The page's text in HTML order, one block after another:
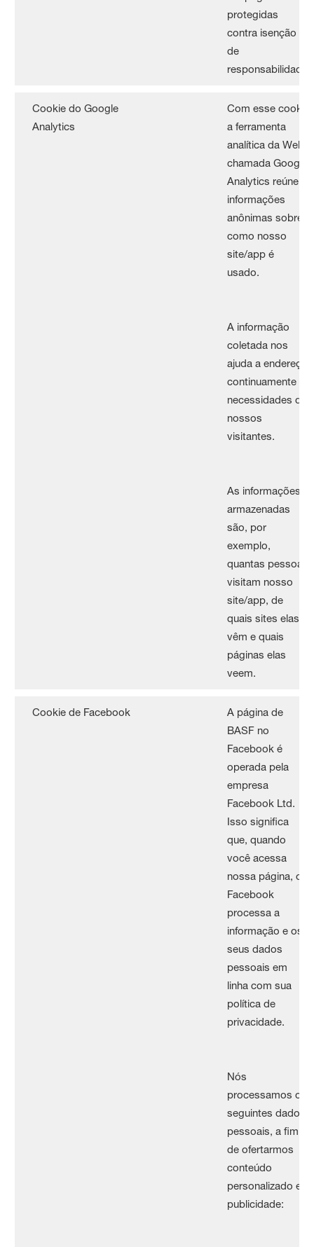
protegidas
contra isenção
de
responsabilidade.
Cookie do Google
Analytics
Com esse cookie
a ferramenta
analítica da Web
chamada Google
Analytics reúne
informações
anônimas sobre
como nosso
site/app é
usado.
A informação
coletada nos
ajuda a endereçar
continuamente as
necessidades de
nossos
visitantes.
As informações
armazenadas
são, por
exemplo,
quantas pessoas
visitam nosso
site/app, de
quais sites elas
vêm e quais
páginas elas
veem.
Cookie de Facebook
A página de
BASF no
Facebook é
operada pela
empresa
Facebook Ltd.
Isso significa
que, quando
você acessa
nossa página, o
Facebook
processa a
informação e os
seus dados
pessoais em
linha com sua
política de
privacidade.
Nós
processamos os
seguintes dados
pessoais, a fim
de ofertarmos
conteúdo
personalizado e
publicidade: